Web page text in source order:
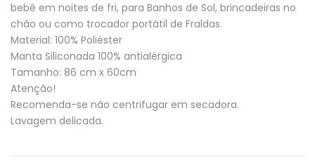
bebê em noites de fri, para Banhos de Sol, brincadeiras no
chão ou como trocador portátil de Fraldas.
Material: 100% Poliéster
Manta Siliconada 100% antialérgica
Tamanho: 86 cm x 60cm
Atenção!
Recomenda-se não centrifugar em secadora.
Lavagem delicada.